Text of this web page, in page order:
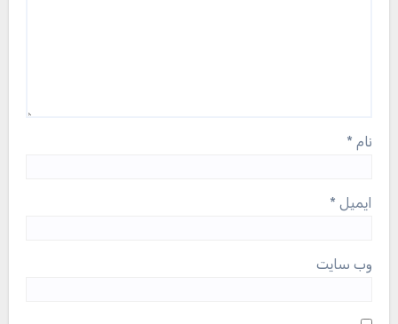
نام *
ایمیل *
وب‌ سایت